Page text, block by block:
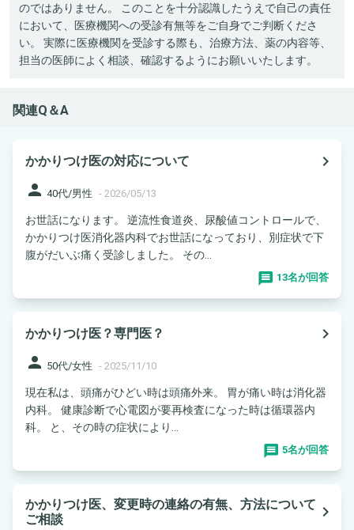
のではありません。 このことを十分認識したうえで自己の責任
において、医療機関への受診有無等をご自身でご判断くださ
い。 実際に医療機関を受診する際も、治療方法、薬の内容等、
担当の医師によく相談、確認するようにお願いいたします。
関連Q＆A
かかりつけ医の対応について
navigate_next
person 40代/男性 - 2026/05/13
お世話になります。 逆流性食道炎、尿酸値コントロールで、
かかりつけ医消化器内科でお世話になっており、別症状で下
腹がだいぶ痛く受診しました。 その...
13名が回答
かかりつけ医？専門医？
navigate_next
person 50代/女性 - 2025/11/10
現在私は、頭痛がひどい時は頭痛外来。 胃が痛い時は消化器
内科。 健康診断で心電図が要再検査になった時は循環器内
科。 と、その時の症状により...
5名が回答
かかりつけ医、変更時の連絡の有無、方法について
ご相談
navigate_next